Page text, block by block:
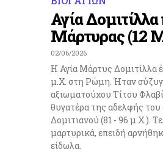
Αγία Δομιτίλλα
Μάρτυρας (12
02/06/2026
Η Αγία Μάρτυς Δομιτίλλα
μ.Χ. στη Ρώμη. Ήταν
αξιωματούχου Τίτου
θυγατέρα της αδελφής
Δομιτιανού (81 - 96 μ.Χ.).
μαρτυρικά, επειδή
είδωλα.